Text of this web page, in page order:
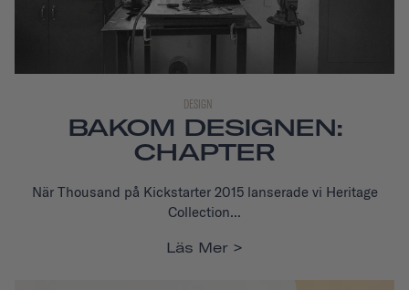
DESIGN
BAKOM DESIGNEN:
CHAPTER
När Thousand på Kickstarter 2015 lanserade vi Heritage
Collection...
Läs Mer